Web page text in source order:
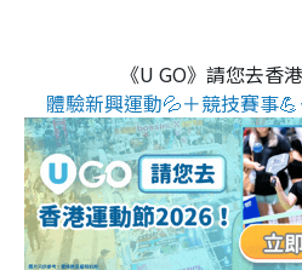
《U GO》請您去香
體驗新興運動💦＋競技賽事